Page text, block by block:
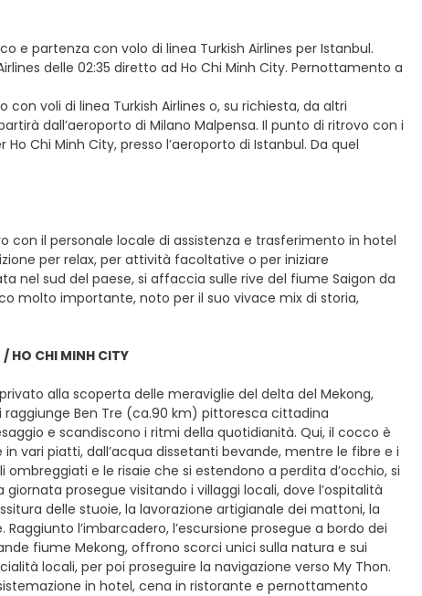
e partenza con volo di linea Turkish Airlines per Istanbul.
delle 02:35 diretto ad Ho Chi Minh City. Pernottamento a
con voli di linea Turkish Airlines o, su richiesta, da altri
dall’aeroporto di Milano Malpensa. Il punto di ritrovo con i
Chi Minh City, presso l’aeroporto di Istanbul. Da quel
con il personale locale di assistenza e trasferimento in hotel
per relax, per attività facoltative o per iniziare
nel sud del paese, si affaccia sulle rive del fiume Saigon da
molto importante, noto per il suo vivace mix di storia,
CHI MINH CITY
alla scoperta delle meraviglie del delta del Mekong,
raggiunge Ben Tre (ca.90 km) pittoresca cittadina
e scandiscono i ritmi della quotidianità. Qui, il cocco è
vari piatti, dall’acqua dissetanti bevande, mentre le fibre e i
e le risaie che si estendono a perdita d’occhio, si
prosegue visitando i villaggi locali, dove l’ospitalità
delle stuoie, la lavorazione artigianale dei mattoni, la
l’imbarcadero, l’escursione prosegue a bordo dei
fiume Mekong, offrono scorci unici sulla natura e sui
locali, per poi proseguire la navigazione verso My Thon.
in hotel, cena in ristorante e pernottamento